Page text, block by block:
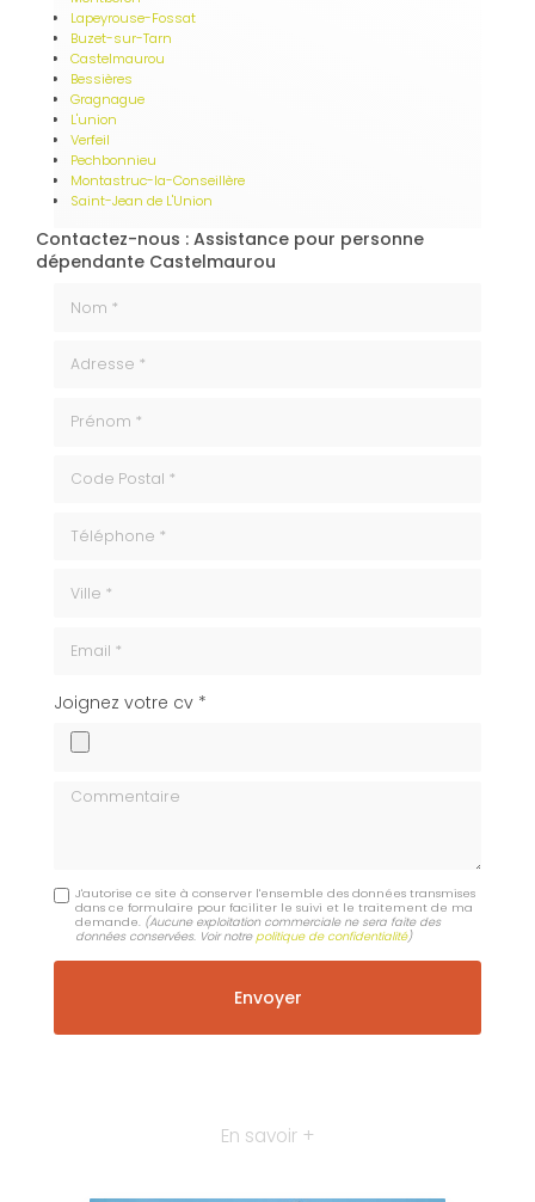
Lapeyrouse-Fossat
Buzet-sur-Tarn
Castelmaurou
Bessières
Gragnague
L'union
Verfeil
Pechbonnieu
Montastruc-la-Conseillère
Saint-Jean de L'Union
Contactez-nous : Assistance pour personne
dépendante Castelmaurou
cv
Joignez votre cv *
Commentaire
J'autorise ce site à conserver l'ensemble des données transmises
dans ce formulaire pour faciliter le suivi et le traitement de ma
demande. (Aucune exploitation commerciale ne sera faite des
données conservées. Voir notrepolitique de confidentialité)
En savoir +